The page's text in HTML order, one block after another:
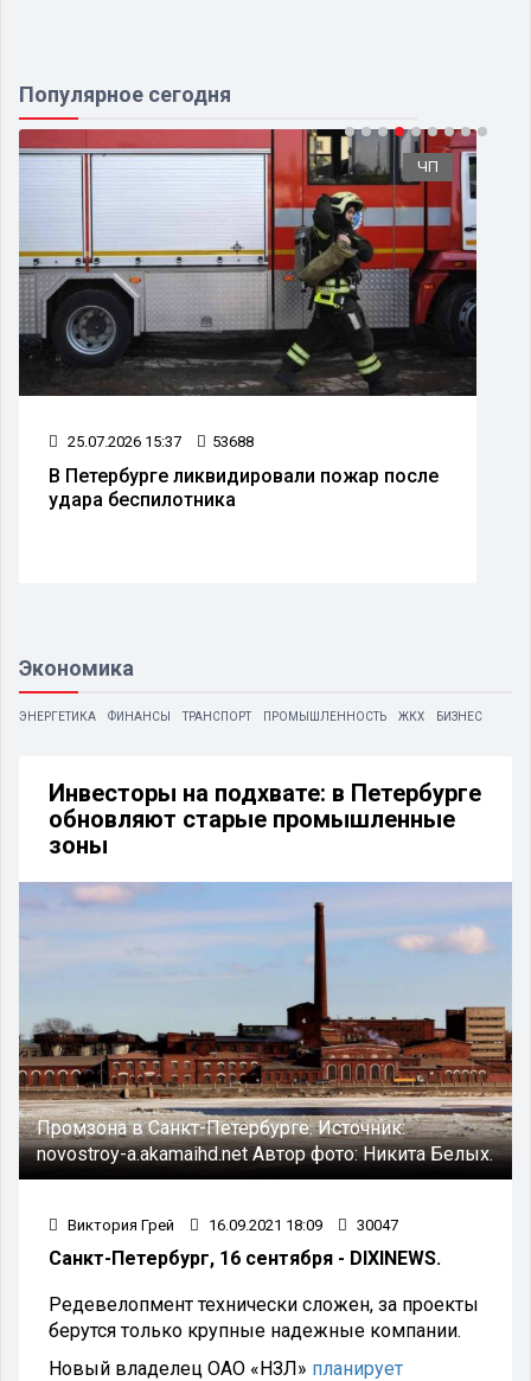
Популярное сегодня
ЧП
25.07.2026 15:37 53688
В Петербурге ликвидировали пожар после
удара беспилотника
Экономика
ЭНЕРГЕТИКА ФИНАНСЫ ТРАНСПОРТ ПРОМЫШЛЕННОСТЬ ЖКХ БИЗНЕС
Инвесторы на подхвате: в Петербурге
обновляют старые промышленные
зоны
Промзона в Санкт-Петербурге.Источник:
novostroy-a.akamaihd.netАвтор фото:Никита Белых.
Виктория Грей 16.09.2021 18:09 30047
Санкт-Петербург, 16 сентября - DIXINEWS.
Редевелопмент технически сложен, за проекты
берутся только крупные надежные компании.
Новый владелец ОАО «НЗЛ» планирует